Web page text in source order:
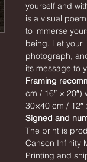
yourself and
is a visual
to immerse
being. Let your
photograph,
its message to
Framing
cm / 16″ ×
30×40 cm / 12″
Signed and
The print is
Canson Infinity
Printing and